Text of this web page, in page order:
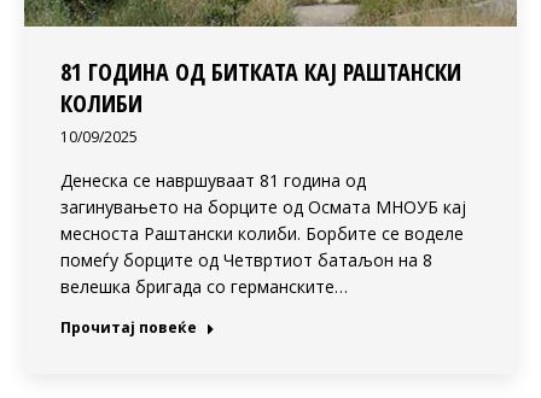
81 ГОДИНА ОД БИТКАТА КАЈ РАШТАНСКИ
КОЛИБИ
10/09/2025
Денеска се навршуваат 81 година од
загинувањето на борците од Осмата МНОУБ кај
месноста Раштански колиби. Борбите се воделе
помеѓу борците од Четвртиот батаљон на 8
велешка бригада со германските…
Прочитај повеќе